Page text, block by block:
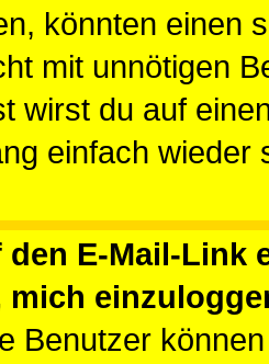
könnten einen
mit unnötigen
wirst du auf
einfach wieder
den E-Mail-Link
mich
Benutzer